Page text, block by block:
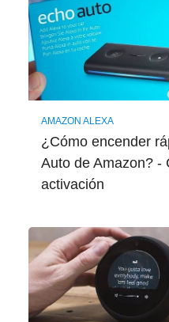
AMAZON ALEXA
¿Cómo encender
Auto de Amazon? -
activación